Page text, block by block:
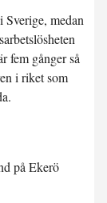
Sverige, medan
fem gånger så
i riket som